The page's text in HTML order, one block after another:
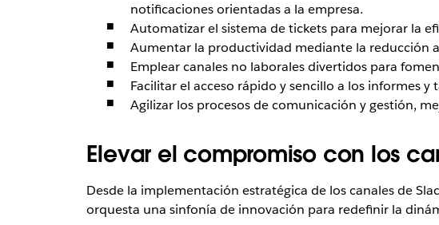
notificaciones orientadas a la empresa.
Automatizar el sistema de tickets para mejorar la
Aumentar la productividad mediante la reducción
Emplear canales no laborales divertidos para
Facilitar el acceso rápido y sencillo a los informes
Agilizar los procesos de comunicación y gestión,
Elevar el compromiso con los
Desde la implementación estratégica de los canales de
orquesta una sinfonía de innovación para redefinir la